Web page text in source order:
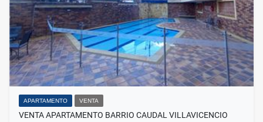
APARTAMENTO VENTA
VENTA APARTAMENTO BARRIO CAUDAL VILLAVICENCIO